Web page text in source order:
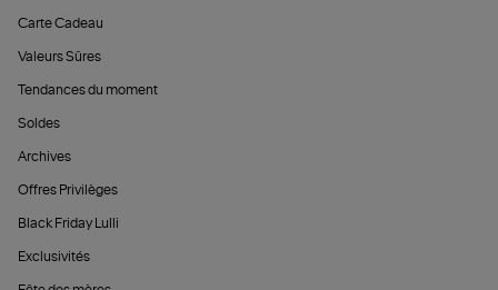
Carte Cadeau
Valeurs Sûres
Tendances du moment
Soldes
Archives
Offres Privilèges
Black Friday Lulli
Exclusivités